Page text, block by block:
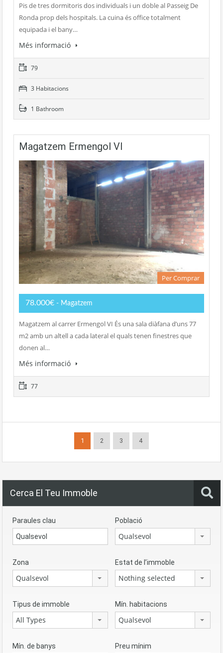
Pis de tres dormitoris dos individuals i un doble al Passeig De
Ronda prop dels hospitals. La cuina és office totalment
equipada i el bany…
Més informació
79
3 Habitacions
1 Bathroom
Magatzem Ermengol VI
Per Comprar
78.000€ - Magatzem
Magatzem al carrer Ermengol VI És una sala diàfana d’uns 77
m2 amb un altell a cada lateral el quals tenen finestres que
donen al…
Més informació
77
1 2 3 4
Cerca El Teu Immoble
Paraules clau Població
Qualsevol
Zona
Qualsevol
Estat de l’immoble
Nothing selected
Tipus de immoble
All Types
Mín. habitacions
Qualsevol
Mín. de banys Preu mínim